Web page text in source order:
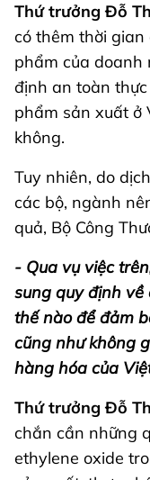
Thứ trưởng Đỗ
có thêm thời gian
phẩm của doanh
định an toàn
phẩm sản xuất ở
không.
Tuy nhiên, do
các bộ, ngành
quả, Bộ Công
- Qua vụ việc
sung quy định
thế nào để đảm
cũng như không
hàng hóa của
Thứ trưởng Đỗ
chắn cần những
ethylene oxide